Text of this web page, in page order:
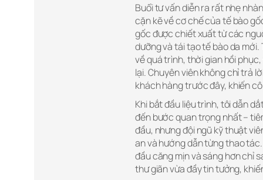
Buổi tư vấn diễn ra rất nhẹ
cặn kẽ về cơ chế của tế bào
gốc được chiết xuất từ các
dưỡng và tái tạo tế bào da
về quá trình, thời gian hồi
lại. Chuyên viên không chỉ trả
khách hàng trước đây, khiến
Khi bắt đầu liệu trình, tôi dẫn
đến bước quan trọng nhất –
đầu, nhưng đội ngũ kỹ thuật
an và hướng dẫn từng thao
đầu căng mịn và sáng hơn chỉ
thư giãn vừa đầy tin tưởng,